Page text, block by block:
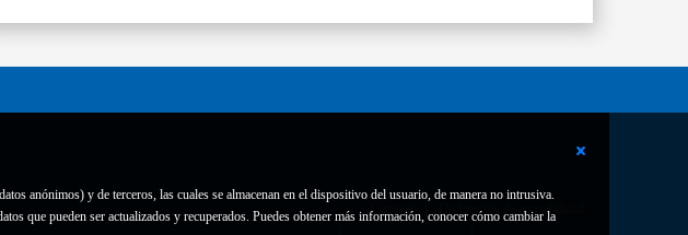
anónimos) y de terceros, las cuales se almacenan en el dispositivo del usuario, de manera no intrusiva.
que pueden ser actualizados y recuperados. Puedes obtener más información, conocer cómo cambiar la
Contacto Declaración de accesibilidad